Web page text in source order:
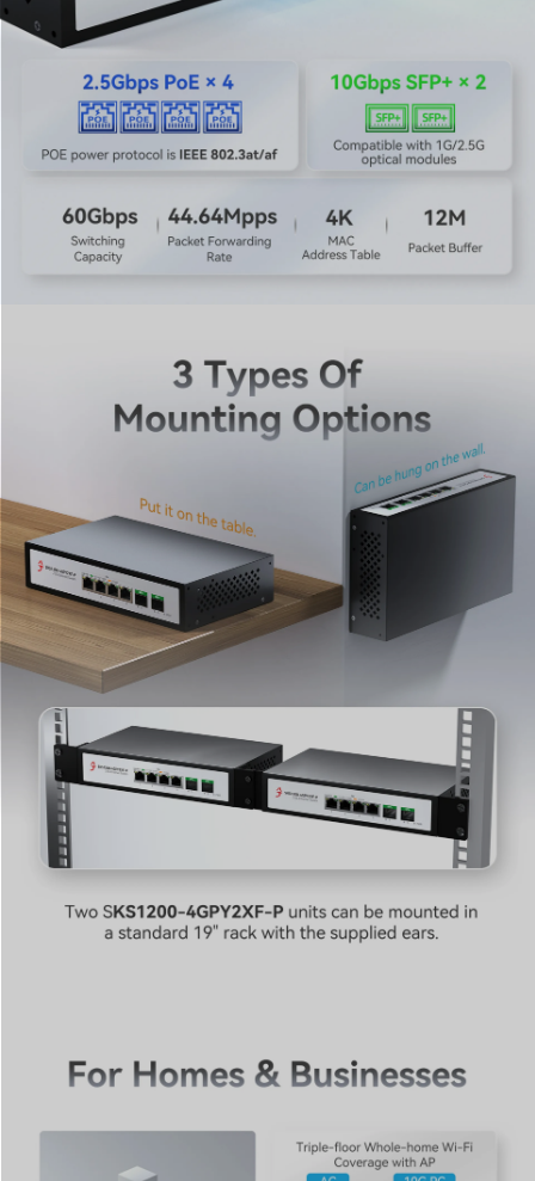
Lebensdauer. Er ist für den Einsatz in anspruchsvollen
Umgebungen konzipiert, in denen konstante
Betriebszeit und lautlose Kühlung entscheidende
Anforderungen sind.
5. Flexible Aufstellung durch Desktop- und
Passen Sie Ihre Installation mit vielseitigen
Montageoptionen an jeden Raum an. Dieser kompakte
Sein unmanaged, flexibles Design macht ihn zu einer
vielseitigen Komponente für diverse Netzwerkeinsätze,
vom Home-Office bis hin zu industriellen Racks.